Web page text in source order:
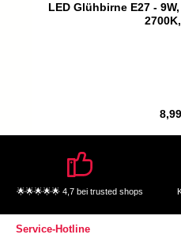
LED Glühbirne E27 -
🌟🌟🌟🌟🌟 4,7 bei trusted shops
Service-Hotline